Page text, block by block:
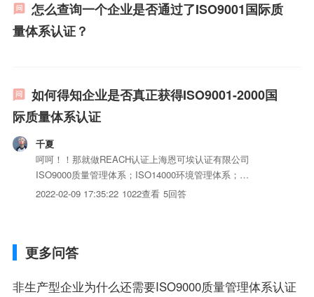
怎么查询一个企业是否通过了ISO9001国际质
量体系认证？
如何得知企业是否真正获得ISO9001-2000国
际质量体系认证
千夏
呵呵！！那就做REACH认证上海恩可埃认证有限公司
ISO9000质量管理体系；ISO14000环境管理体系；
OHSAS18000职业健康安全管理体系TL9000通讯业企业质量
2022-02-09 17:35:22 1022查看 5回答
更多问答
非生产型企业为什么还需要ISO9000质量管理体系认证